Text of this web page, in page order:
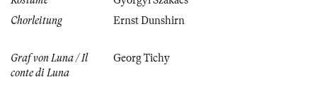
Chorleitung
Ernst Dunshirn
Graf von Luna / Il
conte di Luna
Georg Tichy